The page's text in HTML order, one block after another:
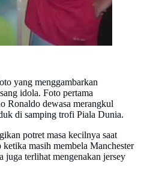
yang menggambarkan
idola. Foto pertama
Ronaldo dewasa merangkul
di samping trofi Piala Dunia.
potret masa kecilnya saat
masih membela Manchester
terlihat mengenakan jersey